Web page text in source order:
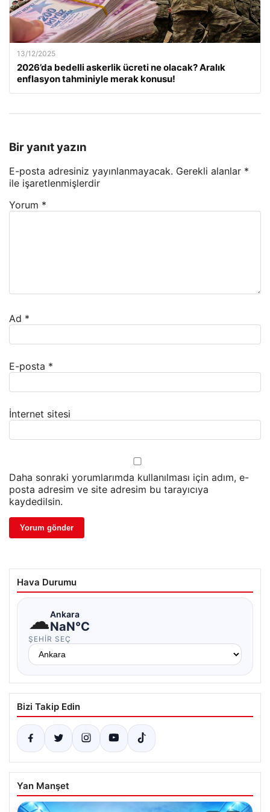
13/12/2025
2026’da bedelli askerlik ücreti ne olacak? Aralık
enflasyon tahminiyle merak konusu!
Bir yanıt yazın
E-posta adresiniz yayınlanmayacak. Gerekli alanlar *
ile işaretlenmişlerdir
Yorum *
Ad *
E-posta *
İnternet sitesi
Daha sonraki yorumlarımda kullanılması için adım, e-
posta adresim ve site adresim bu tarayıcıya
kaydedilsin.
Hava Durumu
☁Ankara
NaN°C
ŞEHIR SEÇ
Bizi Takip Edin
Yan Manşet